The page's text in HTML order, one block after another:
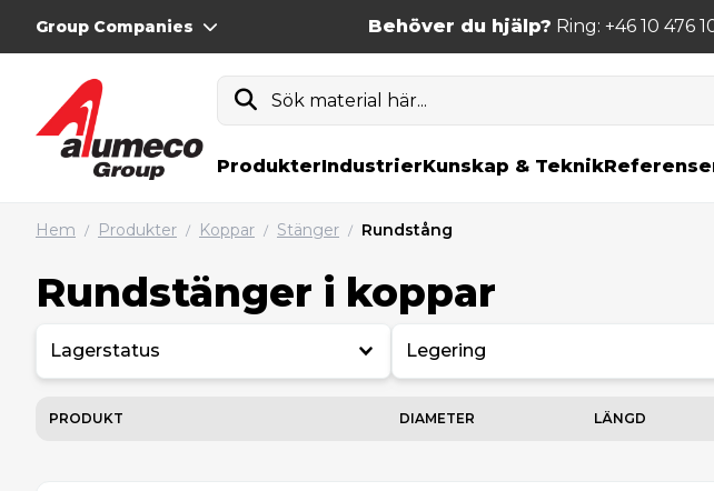
Group Companies Behöver du hjälp? Ring: +46 10 476
Sök material här...
ProdukterIndustrierKunskap & Teknik
Hem / Produkter / Koppar / Stänger / Rundstång
Rundstänger i koppar
Lagerstatus Legering
PRODUKT DIAMETER LÄNGD